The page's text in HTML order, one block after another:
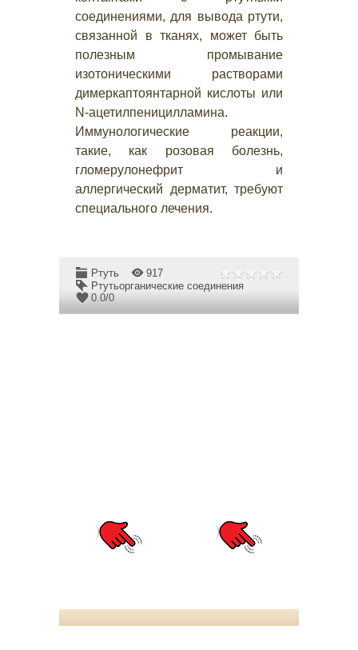
соединениями, для вывода ртути,
связанной в тканях, может быть
полезным промывание
изотоническими растворами
димеркаптоянтарной кислоты или
N-ацетилпеницилламина.
Иммунологические реакции,
такие, как розовая болезнь,
гломерулонефрит и
аллергический дерматит, требуют
специального лечения.
Ртуть
917
Ртутьорганические соединения
0.0/0